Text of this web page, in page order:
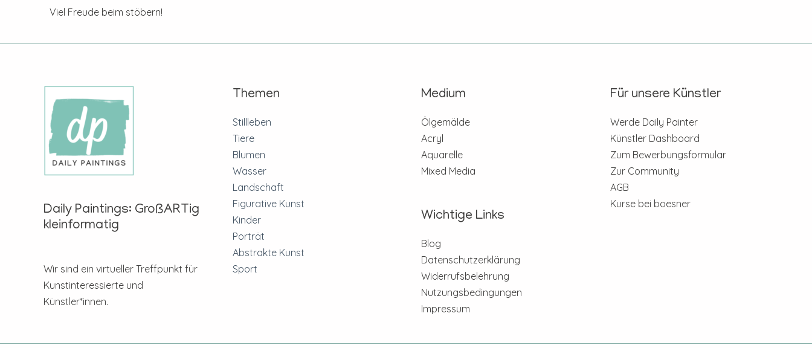
Viel Freude beim stöbern!
Daily Paintings: GroßARTig
kleinformatig
Wir sind ein virtueller Treffpunkt für
Kunstinteressierte und
Künstler*innen.
Themen
Stillleben
Tiere
Blumen
Wasser
Landschaft
Figurative Kunst
Kinder
Porträt
Abstrakte Kunst
Sport
Medium
Ölgemälde
Acryl
Aquarelle
Mixed Media
Wichtige Links
Blog
Datenschutzerklärung
Widerrufsbelehrung
Nutzungsbedingungen
Impressum
Für unsere Künstler
Werde Daily Painter
Künstler Dashboard
Zum Bewerbungsformular
Zur Community
AGB
Kurse bei boesner